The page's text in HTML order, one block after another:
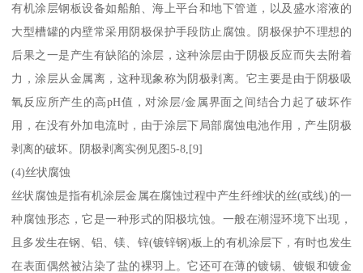
有机涂层钢板设备如船舶、海上平台和地下管道，以及盛水溶液的
大型槽罐的内壁常采用阴极保护手段防止腐蚀。阴极保护不理想的
后果之一是产生有缺陷的涂层，这种涂层由于阴极反应而失去附着
力，涂层从金属离，这种现象称为阴极剥离。它主要是由于阴极吸
氧反应所产生的高pH值，对涂层/金属界面之间结合力起了破坏作
用，在没有外加电流时，由于涂层下局部腐蚀电池作用，产生阴极
剥离的破坏。阴极剥离实例见图5-8,[9]
(4)丝状腐蚀
丝状腐蚀是指有机涂层金属在腐蚀过程中产生纤维状的丝(或线)的一
种腐蚀形态，它是一种形式的阳极坑蚀。一般在潮湿环境下出现，
且多发生在钢、铝、镁、锌(镀锌钢)板上的有机涂层下，有时也发生
在表面偶然被沾染了盐的裸羽上。它还可在薄的镀锡、镀银和镀金